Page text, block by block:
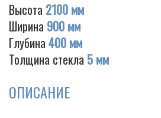
Высота 2100 мм
Ширина 900 мм
Глубина 400 мм
Толщина стекла 5 мм
ОПИСАНИЕ